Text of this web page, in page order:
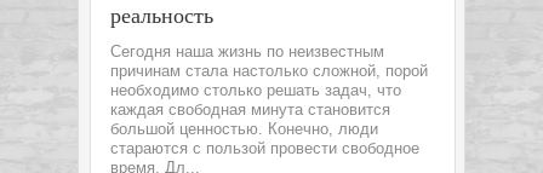
реальность
Сегодня наша жизнь по неизвестным
причинам стала настолько сложной, порой
необходимо столько решать задач, что
каждая свободная минута становится
большой ценностью. Конечно, люди
стараются с пользой провести свободное
время. Дл...